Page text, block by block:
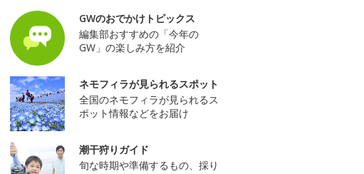
GWのおでかけトピックス
編集部おすすめの「今年の
GW」の楽しみ方を紹介
ネモフィラが見られるスポット
全国のネモフィラが見られるス
ポット情報などをお届け
潮干狩りガイド
旬な時期や準備するもの、採り